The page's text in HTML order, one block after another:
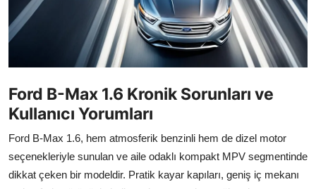
Kiralama & Filo
Sürüş & Güvenlik
Yağlar & Sıvılar
LPG & Yakıt
Elektrik & Akü
Ford B-Max 1.6 Kronik Sorunları ve
Kullanıcı Yorumları
Ford B-Max 1.6, hem atmosferik benzinli hem de dizel motor
seçenekleriyle sunulan ve aile odaklı kompakt MPV segmentinde
dikkat çeken bir modeldir. Pratik kayar kapıları, geniş iç mekanı